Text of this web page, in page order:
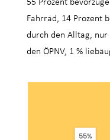
55 Prozent
Fahrrad, 14 Prozent
durch den Alltag, nur
den ÖPNV, 1 %